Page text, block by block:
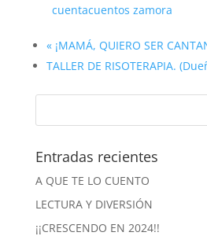
cuentacuentos zamora
«¡MAMÁ, QUIERO SER
TALLER DE RISOTERAPIA.
Entradas recientes
A QUE TE LO CUENTO
LECTURA Y DIVERSIÓN
¡¡CRESCENDO EN 2024!!